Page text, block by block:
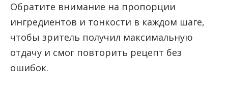
Обратите внимание на пропорции
ингредиентов и тонкости в каждом шаге,
чтобы зритель получил максимальную
отдачу и смог повторить рецепт без
ошибок.